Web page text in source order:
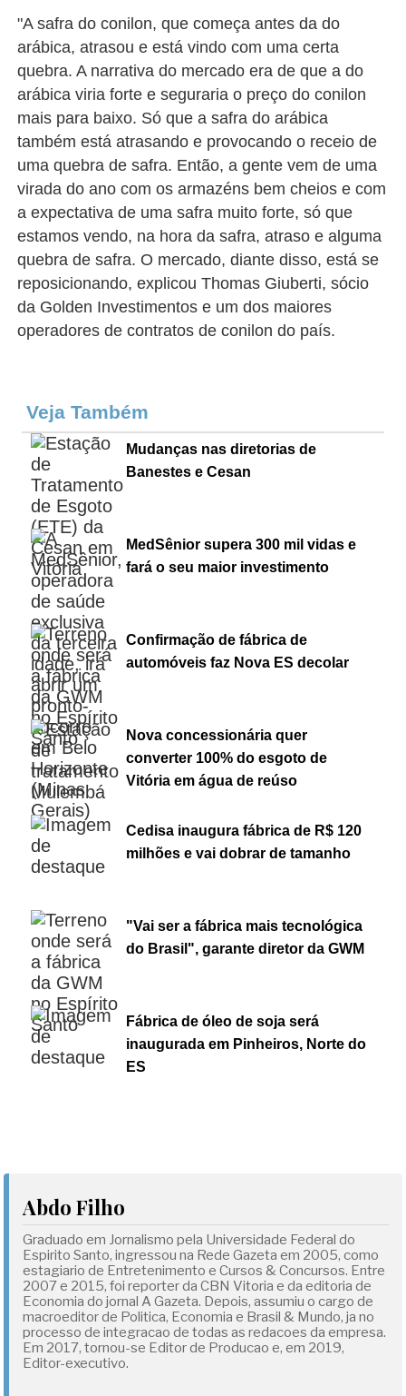
"A safra do conilon, que começa antes da do
arábica, atrasou e está vindo com uma certa
quebra. A narrativa do mercado era de que a do
arábica viria forte e seguraria o preço do conilon
mais para baixo. Só que a safra do arábica
também está atrasando e provocando o receio de
uma quebra de safra. Então, a gente vem de uma
virada do ano com os armazéns bem cheios e com
a expectativa de uma safra muito forte, só que
estamos vendo, na hora da safra, atraso e alguma
quebra de safra. O mercado, diante disso, está se
reposicionando, explicou Thomas Giuberti, sócio
da Golden Investimentos e um dos maiores
operadores de contratos de conilon do país.
Veja Também
Mudanças nas diretorias de
Banestes e Cesan
MedSênior supera 300 mil vidas e
fará o seu maior investimento
Confirmação de fábrica de
automóveis faz Nova ES decolar
Nova concessionária quer
converter 100% do esgoto de
Vitória em água de reúso
Cedisa inaugura fábrica de R$ 120
milhões e vai dobrar de tamanho
"Vai ser a fábrica mais tecnológica
do Brasil", garante diretor da GWM
Fábrica de óleo de soja será
inaugurada em Pinheiros, Norte do
ES
Abdo Filho
Graduado em Jornalismo pela Universidade Federal do
Espirito Santo, ingressou na Rede Gazeta em 2005, como
estagiario de Entretenimento e Cursos & Concursos. Entre
2007 e 2015, foi reporter da CBN Vitoria e da editoria de
Economia do jornal A Gazeta. Depois, assumiu o cargo de
macroeditor de Politica, Economia e Brasil & Mundo, ja no
processo de integracao de todas as redacoes da empresa.
Em 2017, tornou-se Editor de Producao e, em 2019,
Editor-executivo.